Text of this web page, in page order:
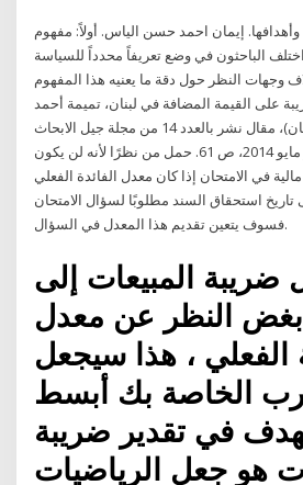
وأهدافها. إيمان احمد حسن الياس. أولاً: مفهوم
الباحثون في وضع تعريفاً محدداً للسياسة
وجهات النظر حول دقة ما يعنيه هذا المفهوم
على القيمة المضافة في لبنان، تميمة أحمد
الحسن (جامعة الجنان / لبنان)، مقال نشر بالعدد 14 من مجلة جيل الابحاث
القانونية المعمقة لشهر مايو 2014، ص 61. حمل من نظرًا لأنه لن يكون
في الامتحان إذا كان معدل الفائدة الفعلي
تاريخ استحقاق السند مطلوبًا لسؤال الامتحان
فسوف يتعين تقديم هذا المعدل في السؤال.
المبيعات إلى
بغض النظر عن معدل
الفعلي ، هذا سيجعل
الخاصة بك أبسط
في تقدير ضريبة
هو جعل الرياضيات